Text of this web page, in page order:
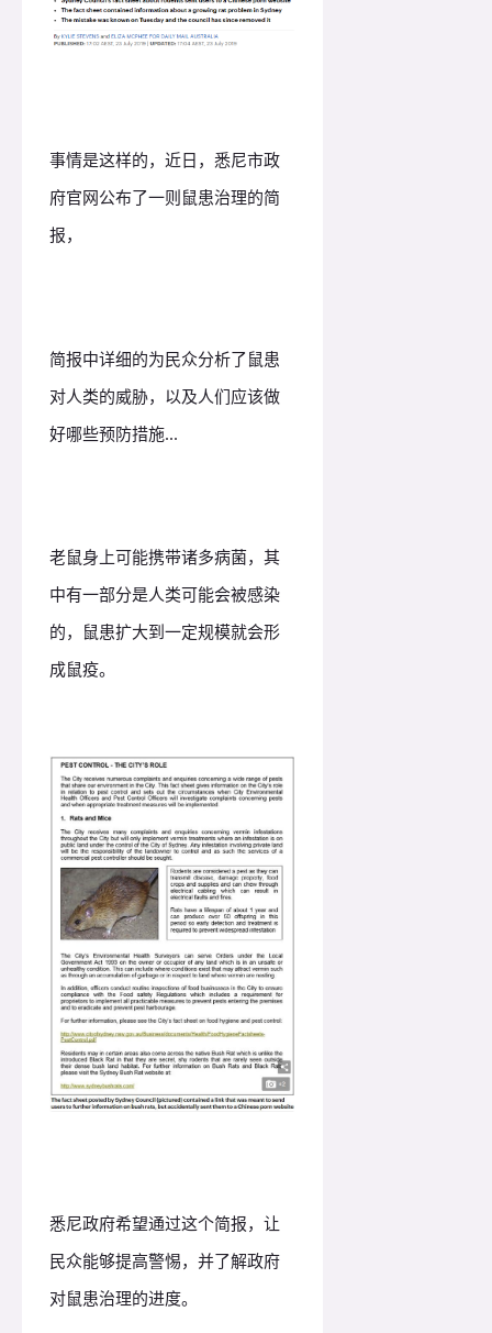
事情是这样的，近日，悉尼市政
府官网公布了一则鼠患治理的简
报，
简报中详细的为民众分析了鼠患
对人类的威胁，以及人们应该做
好哪些预防措施...
老鼠身上可能携带诸多病菌，其
中有一部分是人类可能会被感染
的，鼠患扩大到一定规模就会形
成鼠疫。
悉尼政府希望通过这个简报，让
民众能够提高警惕，并了解政府
对鼠患治理的进度。